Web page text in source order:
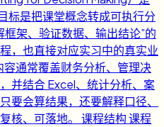
标是把课堂概念转成可执行分
架、验证数据、输出结论”的
，也直接对应实习中的真实业
通常覆盖财务分析、管理决
并结合 Excel、统计分析、案
要会算结果，还要解释口径、
核、可落地。 课程结构 课程